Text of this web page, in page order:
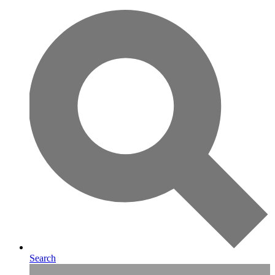
Search